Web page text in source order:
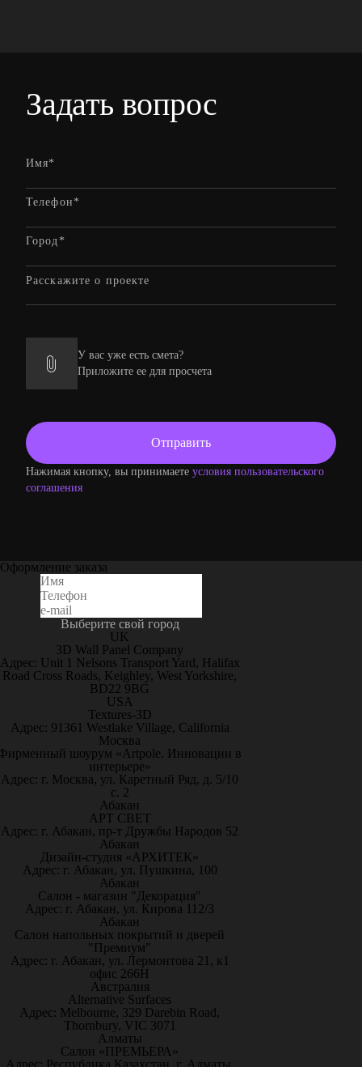
Задать вопрос
У вас уже есть смета?
Приложите ее для просчета
Нажимая кнопку, вы принимаете условия пользовательского
соглашения
Оформление заказа
Выберите свой город
UK
3D Wall Panel Company
Адрес: Unit 1 Nelsons Transport Yard, Halifax
Road Cross Roads, Keighley, West Yorkshire,
BD22 9BG
USA
Textures-3D
Адрес: 91361 Westlake Village, California
Москва
шоурум «Artpole. Инновации в
интерьере»
Адрес: г. Москва, ул. Каретный Ряд, д. 5/10
с. 2
Абакан
АРТ СВЕТ
Адрес: г. Абакан, пр-т Дружбы Народов 52
Абакан
Дизайн-студия «АРХИТЕК»
Адрес: г. Абакан, ул. Пушкина, 100
Абакан
Салон - магазин "Декорация"
Адрес: г. Абакан, ул. Кирова 112/3
Абакан
Салон напольных покрытий и дверей
"Премиум"
Адрес: г. Абакан, ул. Лермонтова 21, к1
офис 266Н
Австралия
Alternative Surfaces
Адрес: Melbourne, 329 Darebin Road,
Thornbury, VIC 3071
Алматы
Салон «ПРЕМЬЕРА»
Адрес: Республика Казахстан, г. Алматы,